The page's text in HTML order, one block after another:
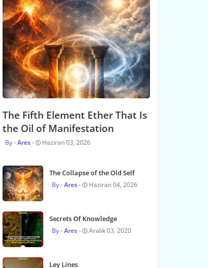
The Fifth Element Ether That Is
the Oil of Manifestation
Ares Haziran 03, 2026
The Collapse of the Old Self
Ares Haziran 04, 2026
Secrets Of Knowledge
Ares Aralık 03, 2020
Ley Lines